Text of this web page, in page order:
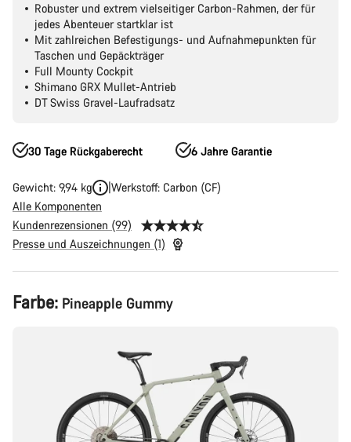
Robuster und extrem vielseitiger Carbon-Rahmen, der für
jedes Abenteuer startklar ist
Mit zahlreichen Befestigungs- und Aufnahmepunkten für
Taschen und Gepäckträger
Full Mounty Cockpit
Shimano GRX Mullet-Antrieb
DT Swiss Gravel-Laufradsatz
30 Tage Rückgaberecht 6 Jahre Garantie
Gewicht: 9,94 kg
Werkstoff: Carbon (CF)
Alle Komponenten
Kundenrezensionen (99)
Presse und Auszeichnungen (1)
Produktkonfiguration
Farbe: Pineapple Gummy